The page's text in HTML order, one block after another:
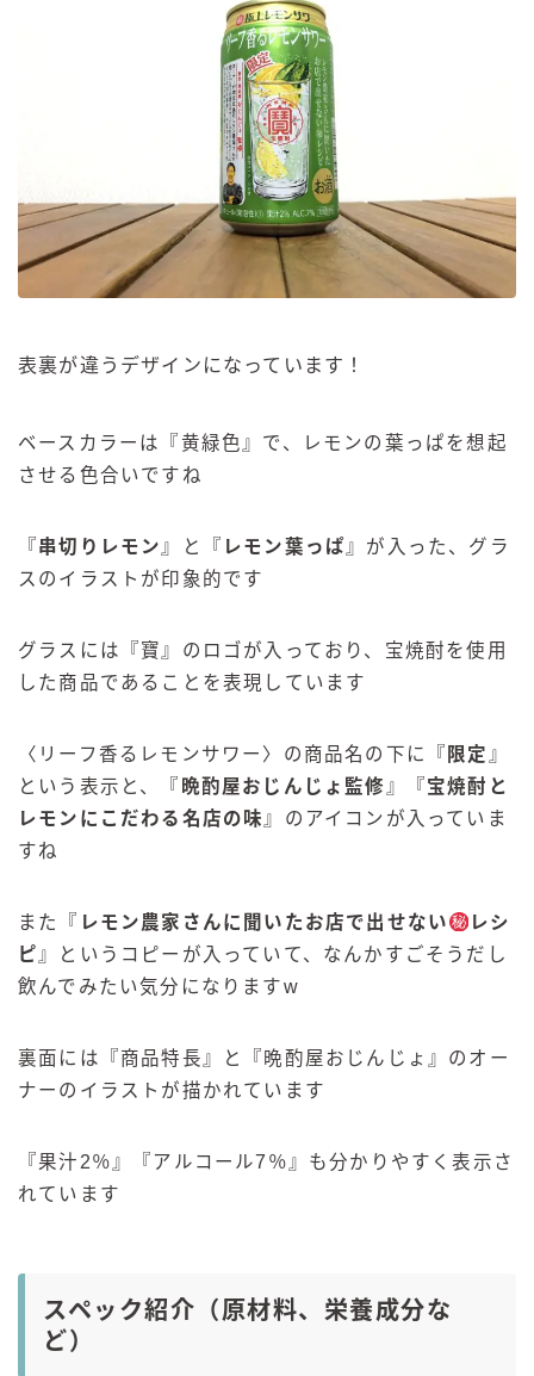
表裏が違うデザインになっています！
ベースカラーは『黄緑色』で、レモンの葉っぱを想起
させる色合いですね
『串切りレモン 』と『 レモン葉っぱ 』が入った、グラ
スのイラストが印象的です
グラスには『寶』のロゴが入っており、宝焼酎を使用
した商品であることを表現しています
〈リーフ香るレモンサワー〉の商品名の下に『 限定 』
という表示と、『 晩酌屋おじんじょ監修 』『宝焼酎と
レモンにこだわる名店の味 』のアイコンが入っていま
すね
また『 レモン農家さんに聞いたお店で出せない
レシ
ピ 』というコピーが入っていて、なんかすごそうだし
飲んでみたい気分になりますw
裏面には『商品特長』と『晩酌屋おじんじょ』のオー
ナーのイラストが描かれています
『果汁2％』『アルコール7％』も分かりやすく表示さ
れています
スペック紹介（原材料、栄養成分な
ど）